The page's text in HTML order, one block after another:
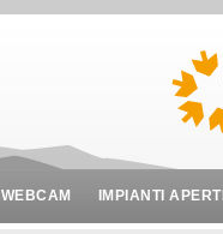
WEBCAM IMPIANTI APERTI